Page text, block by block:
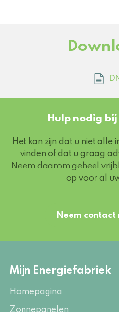
Hulp nodig
Het kan zijn dat u niet alle
vinden of dat u graag
Neem daarom geheel
op voor al
Neem contact
Mijn Energiefabriek
Homepagina
Zonnepanelen